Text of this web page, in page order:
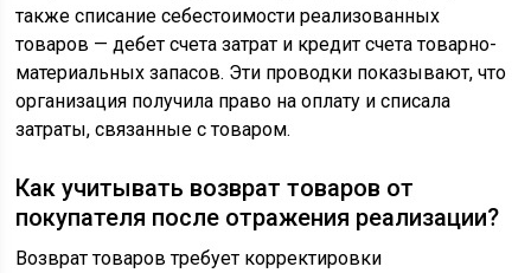
также списание себестоимости реализованных
товаров — дебет счета затрат и кредит счета товарно-
материальных запасов. Эти проводки показывают, что
организация получила право на оплату и списала
затраты, связанные с товаром.
Как учитывать возврат товаров от
покупателя после отражения реализации?
Возврат товаров требует корректировки